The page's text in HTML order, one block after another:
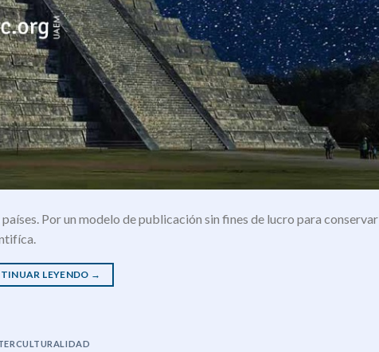
Por un modelo de publicación sin fines de lucro para conservar
LEYENDO →